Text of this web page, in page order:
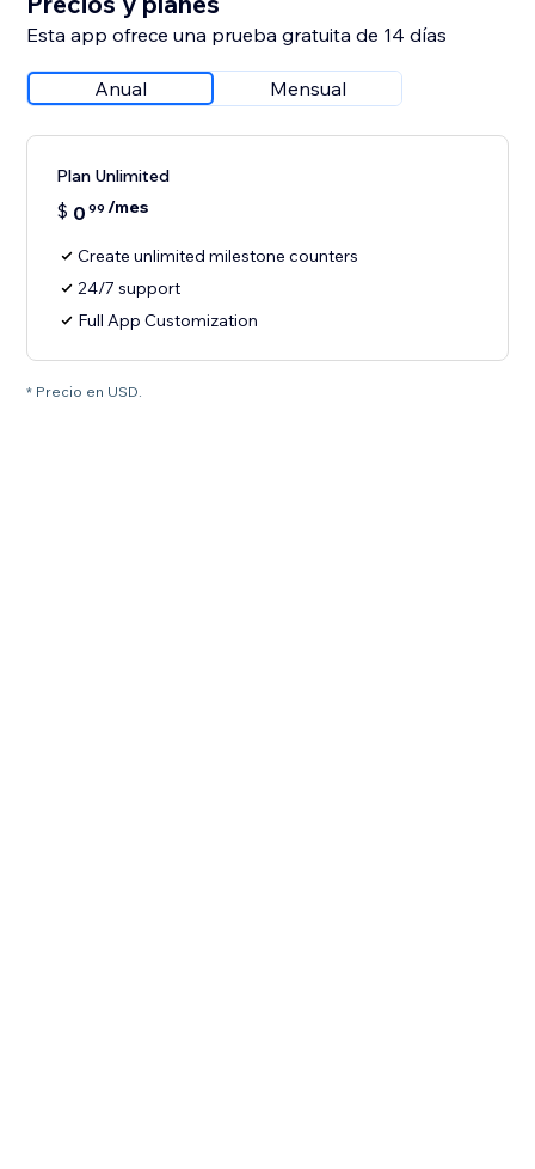
Esta app ofrece una prueba gratuita de 14 días
Anual Mensual
Plan Unlimited
$ 0 99 /mes
Create unlimited milestone counters
24/7 support
Full App Customization
* Precio en USD.